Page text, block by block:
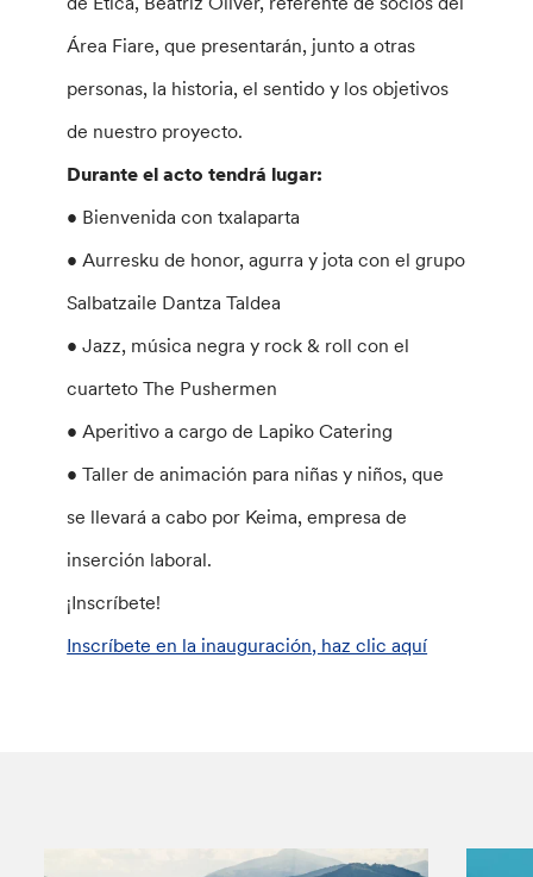
Área Fiare, que presentarán, junto a otras
personas, la historia, el sentido y los objetivos
de nuestro proyecto.
Durante el acto tendrá lugar:
• Bienvenida con txalaparta
• Aurresku de honor, agurra y jota con el grupo
Salbatzaile Dantza Taldea
• Jazz, música negra y rock & roll con el
cuarteto The Pushermen
• Aperitivo a cargo de Lapiko Catering
• Taller de animación para niñas y niños, que
se llevará a cabo por Keima, empresa de
inserción laboral.
¡Inscríbete!
Inscríbete en la inauguración, haz clic aquí